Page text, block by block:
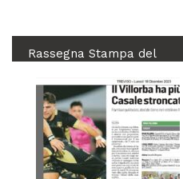
Rassegna Stampa del